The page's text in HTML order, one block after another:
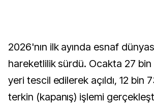
2026'nın ilk ayında esnaf
hareketlilik sürdü. Ocakta 27 bin
yeri tescil edilerek açıldı, 12 bin
terkin (kapanış) işlemi